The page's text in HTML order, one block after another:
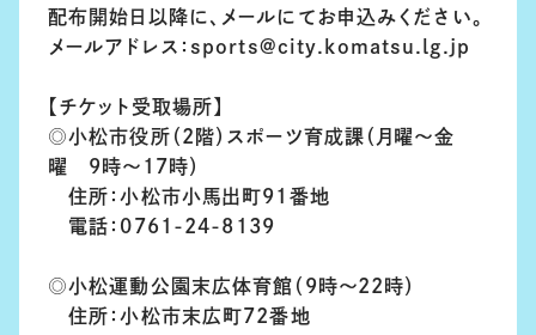
配布開始日以降に、メールにてお申込みください。
メールアドレス：sports@city.komatsu.lg.jp
【チケット受取場所】
◎小松市役所（2階）スポーツ育成課（月曜～金
曜 9時～17時）
住所：小松市小馬出町91番地
電話：0761-24-8139
◎小松運動公園末広体育館（9時～22時）
住所：小松市末広町72番地